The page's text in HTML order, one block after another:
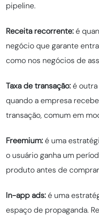
pipeline.
Receita recorrente:é
negócio que garante
como nos negócios de
Taxa de transação:é
quando a empresa
transação, comum em
Freemium:é uma
o usuário ganha um
produto antes de
In-app ads:é uma
espaço de propaganda.